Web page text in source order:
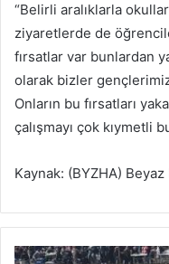
“Belirli aralıklarla
ziyaretlerde de
fırsatlar var bunlardan
olarak bizler
Onların bu fırsatları
çalışmayı çok kıymetli
Kaynak: (BYZHA) Beyaz
B